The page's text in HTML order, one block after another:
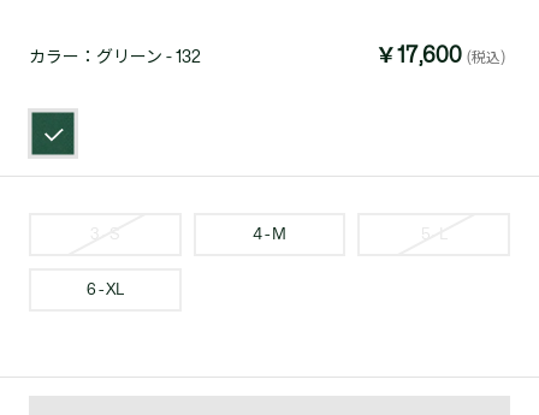
カラー： グリーン - 132 ￥17,600 (税込)
3 - S 4 - M 5 - L
6 - XL